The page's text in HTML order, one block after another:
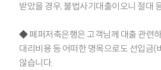
받았을 경우, 불법사기대출이오니 절대
◆ 페퍼저축은행은 고객님께 대출 관련
대리비용 등 어떠한 명목으로도 선입금(
않습니다.